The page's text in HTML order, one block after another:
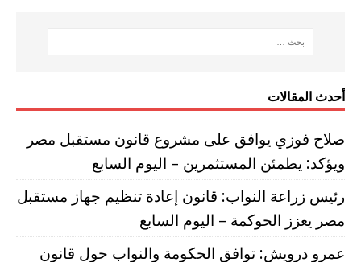
أحدث المقالات
صلاح فوزي يوافق على مشروع قانون مستقبل مصر
ويؤكد: يطمئن المستثمرين – اليوم السابع
رئيس زراعة النواب: قانون إعادة تنظيم جهاز مستقبل
مصر يعزز الحوكمة – اليوم السابع
عمرو درويش: توافق الحكومة والنواب حول قانون